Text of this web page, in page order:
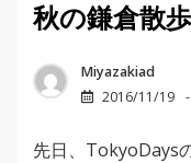
秋の鎌倉散
Miyazakiad
2016/11/19
先日、TokyoDays